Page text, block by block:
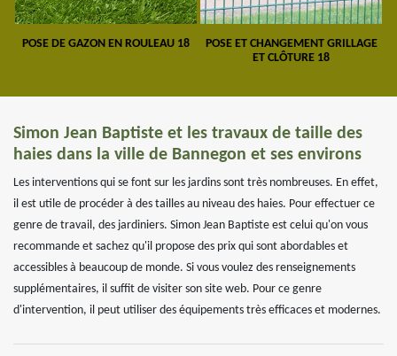
POSE DE GAZON EN ROULEAU 18
POSE ET CHANGEMENT GRILLAGE
ET CLÔTURE 18
Simon Jean Baptiste et les travaux de taille des
haies dans la ville de Bannegon et ses environs
Les interventions qui se font sur les jardins sont très nombreuses. En effet,
il est utile de procéder à des tailles au niveau des haies. Pour effectuer ce
genre de travail, des jardiniers. Simon Jean Baptiste est celui qu'on vous
recommande et sachez qu'il propose des prix qui sont abordables et
accessibles à beaucoup de monde. Si vous voulez des renseignements
supplémentaires, il suffit de visiter son site web. Pour ce genre
d'intervention, il peut utiliser des équipements très efficaces et modernes.